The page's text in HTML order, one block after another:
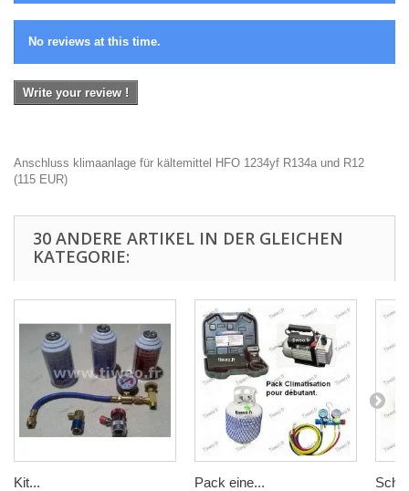
No reviews at this time.
Write your review !
Anschluss klimaanlage für kältemittel HFO 1234yf R134a und R12
(115 EUR)
30 ANDERE ARTIKEL IN DER GLEICHEN
KATEGORIE:
Kit... Pack eine...